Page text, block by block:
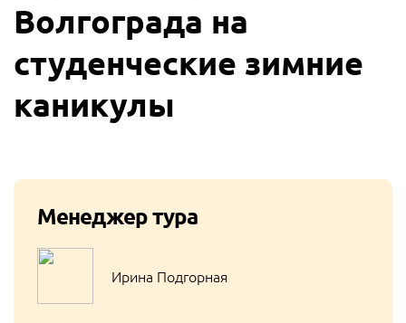
Волгограда на
студенческие зимние
каникулы
Менеджер тура
Ирина Подгорная